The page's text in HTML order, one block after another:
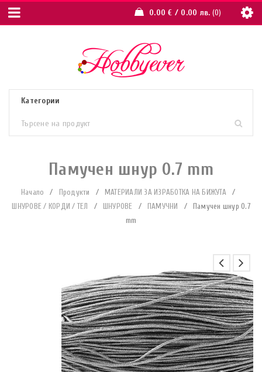
0.00€ / 0.00 лв. 0
Памучен шнур 0.7 mm
Начало / Продукти / МАТЕРИАЛИ ЗА ИЗРАБОТКА НА БИЖУТА
/
ШНУРОВЕ / КОРДИ / ТЕЛ
/ ШНУРОВЕ / ПАМУЧНИ /
Памучен шнур 0.7
mm